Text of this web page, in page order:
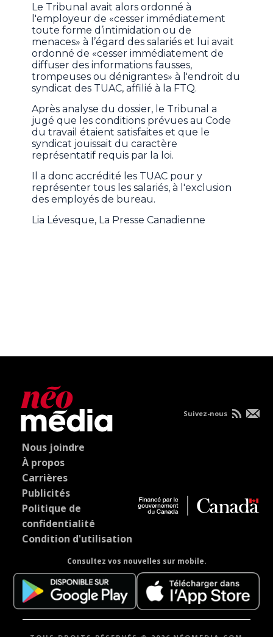
Le Tribunal avait alors ordonné à
l'employeur de «cesser immédiatement
toute forme d’intimidation ou de
menaces» à l’égard des salariés et lui avait
ordonné de «cesser immédiatement de
diffuser des informations fausses,
trompeuses ou dénigrantes» à l'endroit du
syndicat des TUAC, affilié à la FTQ.
Après analyse du dossier, le Tribunal a
jugé que les conditions prévues au Code
du travail étaient satisfaites et que le
syndicat jouissait du caractère
représentatif requis par la loi.
Il a donc accrédité les TUAC pour y
représenter tous les salariés, à l'exclusion
des employés de bureau.
Lia Lévesque, La Presse Canadienne
Nous joindre
À propos
Carrières
Publicités
Politique de
confidentialité
Condition d'utilisation
Consultez vos nouvelles sur mobile.
Suivez-nous